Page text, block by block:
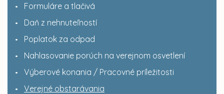
Formuláre a tlačivá
Daň z nehnuteľností
Poplatok za odpad
Nahlasovanie porúch na verejnom osvetlení
Výberové konania / Pracovné príležitosti
Verejné obstarávania